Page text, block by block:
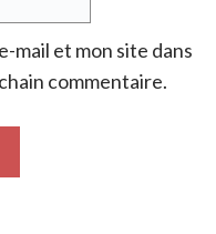
mail et mon site dans
commentaire.